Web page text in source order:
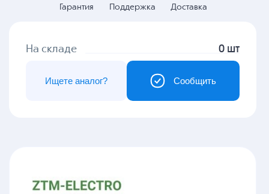
Гарантия Поддержка Доставка
На складе 0 шт
Сообщить
Ищете аналог?